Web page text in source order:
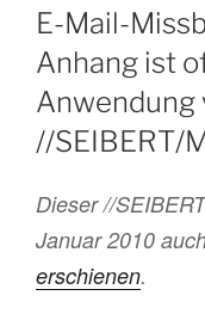
AM
E-Mail-
Anhang ist
Anwendung
//SEIBERT/
Dieser //
Januar 2010
erschienen.